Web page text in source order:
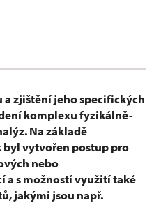
a zjištění jeho specifických
komplexu fyzikálně-
Na základě
vytvořen postup pro
nebo
a s možností využití také
jakými jsou např.